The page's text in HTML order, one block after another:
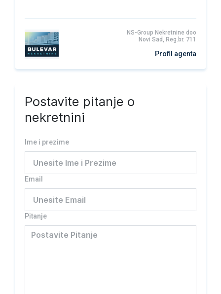
NS-Group Nekretnine doo
Novi Sad, Reg.br. 711
Profil agenta
Postavite pitanje o
nekretnini
Ime i prezime
Email
Pitanje